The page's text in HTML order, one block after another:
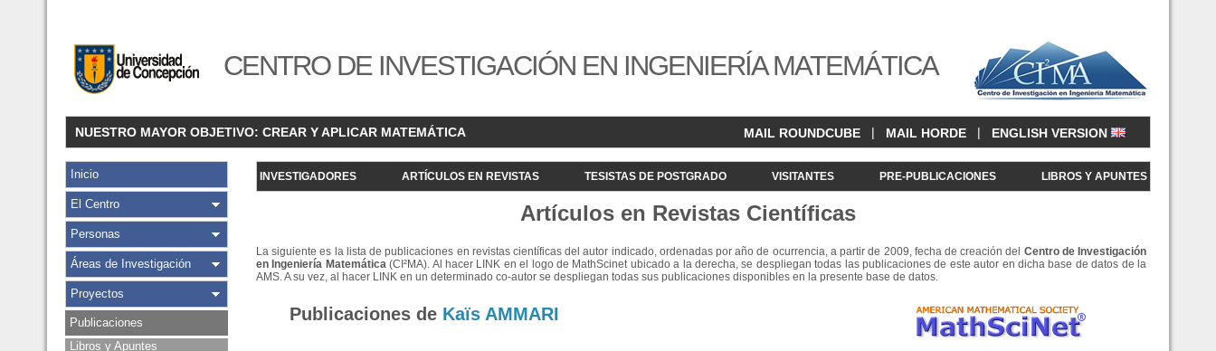
CENTRO DE INVESTIGACIÓN EN INGENIERÍA MATEMÁTICA
NUESTRO MAYOR OBJETIVO: CREAR Y APLICAR MATEMÁTICA MAIL ROUNDCUBE | MAIL HORDE | ENGLISH VERSION
Inicio
El Centro
Personas
Áreas de Investigación
Proyectos
Publicaciones
Libros y Apuntes
INVESTIGADORES ARTÍCULOS EN REVISTAS TESISTAS DE POSTGRADO VISITANTES PRE-PUBLICACIONES LIBROS Y APUNTES
Artículos en Revistas Científicas
La siguiente es la lista de publicaciones en revistas científicas del autor indicado, ordenadas por año de ocurrencia, a partir de 2009, fecha de creación del Centro de Investigación
en Ingeniería Matemática(CI²MA). Al hacer LINK en el logo de MathScinet ubicado a la derecha, se despliegan todas las publicaciones de este autor en dicha base de datos de la
AMS. A su vez, al hacer LINK en un determinado co-autor se despliegan todas sus publicaciones disponibles en la presente base de datos.
Publicaciones de Kaïs AMMARI